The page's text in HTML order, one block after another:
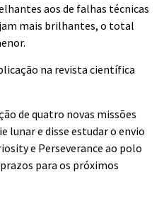
aos de falhas técnicas
mais brilhantes, o total
na revista científica
de quatro novas missões
lunar e disse estudar o envio
e Perseverance ao polo
para os próximos